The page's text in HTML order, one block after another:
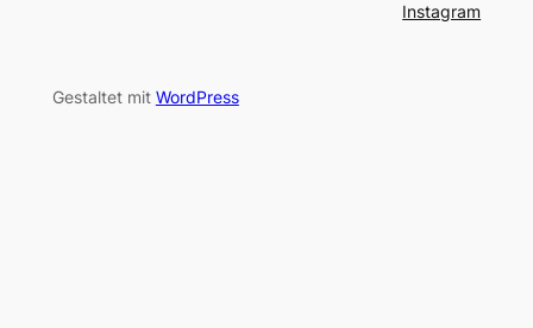
Instagram
Gestaltet mit WordPress